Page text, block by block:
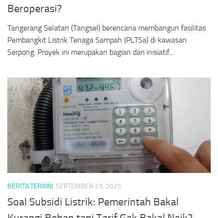
Beroperasi?
Tangerang Selatan (Tangsel) berencana membangun fasilitas
Pembangkit Listrik Tenaga Sampah (PLTSa) di kawasan
Serpong. Proyek ini merupakan bagian dari inisiatif...
BERITA TERKINI SEPTEMBER 23, 2025
Soal Subsidi Listrik: Pemerintah Bakal